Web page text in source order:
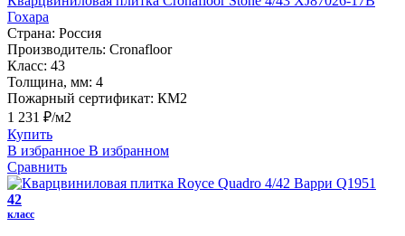
Гохара
Страна: Россия
Производитель: Cronafloor
Класс: 43
Толщина, мм: 4
Пожарный сертификат: КМ2
1 231 ₽/м2
Купить
В избранное В избранном
Сравнить
42
класс